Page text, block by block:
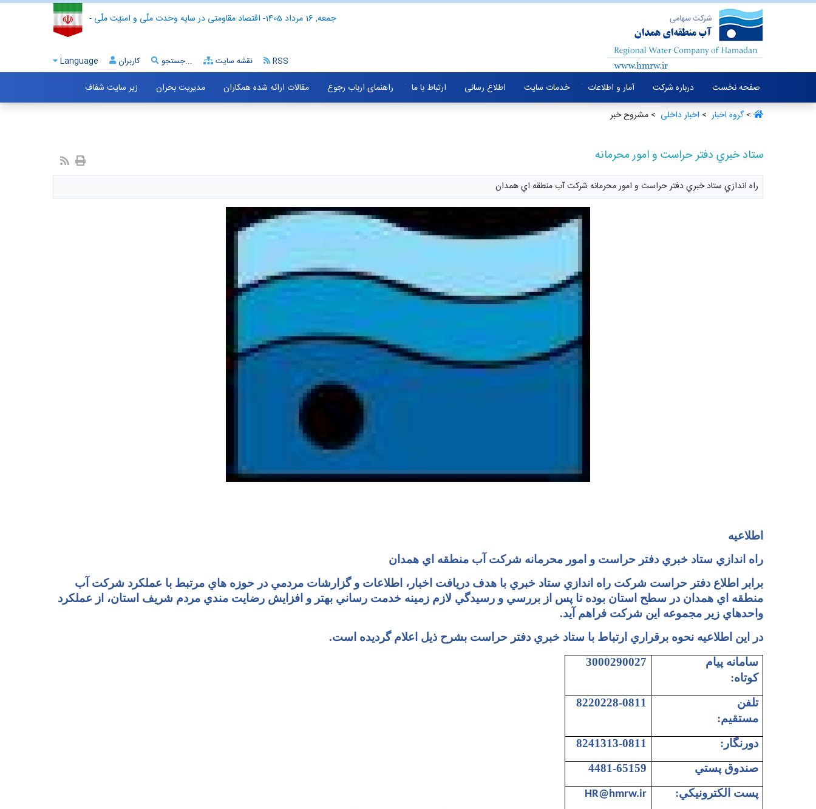
- اقتصاد مقاومتی در سایه وحدت ملّی و امنیّت ملّی - جمعه, 16 مرداد 1405
Language کاربران جستجو... نقشه سایت RSS
صفحه نخست درباره شرکت آمار و اطلاعات خدمات سایت اطلاع رسانی ارتباط با ما راهنمای ارباب رجوع مقالات ارائه شده همکاران مدیریت بحران
زیر سایت شفاف
معرفی خدمات
>گروه اخبار ‏ > اخبار داخلی ‏ > مشروح خبر
ستاد خبري دفتر حراست و امور محرمانه
راه اندازي ستاد خبري دفتر حراست و امور محرمانه شرکت آب منطقه اي همدان
اطلاعيه
راه اندازي ستاد خبري دفتر حراست و امور محرمانه شرکت آب منطقه اي همدان
برابر اطلاع دفتر حراست شرکت راه اندازي ستاد خبري با هدف دريافت اخبار، اطلاعات و گزارشات مردمي در حوزه هاي مرتبط با عملکرد شرکت آب
منطقه اي همدان در سطح استان بوده تا پس از بررسي و رسيدگي لازم زمينه خدمت رساني بهتر و افزايش رضايت مندي مردم شريف استان، از عملکرد
واحدهاي زير مجموعه اين شرکت فراهم آيد.
در اين اطلاعيه نحوه برقراري ارتباط با ستاد خبري دفتر حراست بشرح ذيل اعلام گرديده است.
سامانه پيام
کوتاه:
3000290027
تلفن
مستقيم:
8220228-0811
دورنگار:
8241313-0811
صندوق پستي
4481-65159
پست الکترونيکي:
HR@hmrw.ir